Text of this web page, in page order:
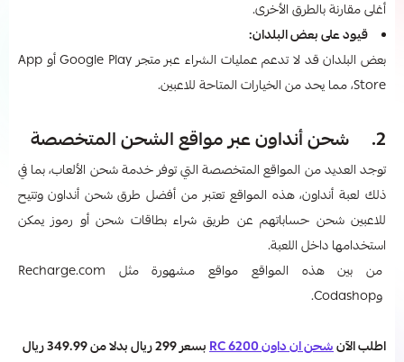
أغلى مقارنة بالطرق الأخرى.
قيود على بعض البلدان:
بعض البلدان قد لا تدعم عمليات الشراء عبر متجر Google Play أو App
Store، مما يحد من الخيارات المتاحة للاعبين.
2. شحن أنداون عبر مواقع الشحن المتخصصة
توجد العديد من المواقع المتخصصة التي توفر خدمة شحن الألعاب، بما في
ذلك لعبة أنداون، هذه المواقع تعتبر من أفضل طرق شحن أنداون وتتيح
للاعبين شحن حساباتهم عن طريق شراء بطاقات شحن أو رموز يمكن
استخدامها داخل اللعبة.
من بين هذه المواقع مواقع مشهورة مثل Recharge.com
وCodashop.
اطلب الآنشحن ان داون 6200 RC بسعر 299 ريال بدلا من 349.99 ريال